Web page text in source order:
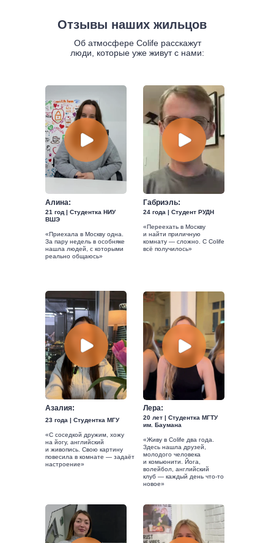
Об атмосфере Colife расскажут
люди, которые уже живут с нами:
Отзывы наших жильцов
21 год | Студентка НИУ
ВШЭ
«Приехала в Москву одна.
За пару недель в особняке
нашла людей, с которыми
реально общаюсь»
Алина:
24 года | Студент РУДН
«Переехать в Москву
и найти приличную
комнату — сложно. С Colife
всё получилось»
Габриэль:
Азалия:
23 года | Студентка МГУ
«С соседкой дружим, хожу
на йогу, английский
и живопись. Свою картину
повесила в комнате — задаёт
настроение»
Лера:
20 лет | Студентка МГТУ
им. Баумана
«Живу в Colife два года.
Здесь нашла друзей,
молодого человека
и комьюнити. Йога,
волейбол, английский
клуб — каждый день что-то
новое»